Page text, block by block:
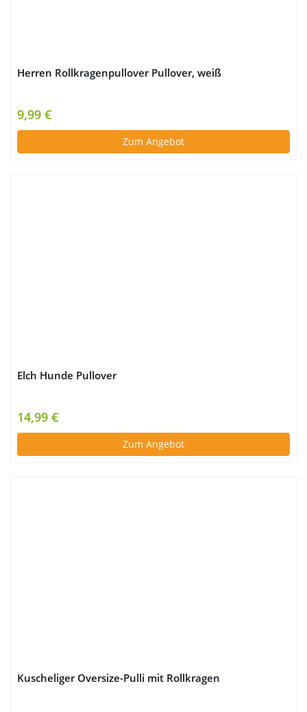
Herren Rollkragenpullover Pullover, weiß
9,99 €
Zum Angebot
Elch Hunde Pullover
14,99 €
Zum Angebot
Kuscheliger Oversize-Pulli mit Rollkragen